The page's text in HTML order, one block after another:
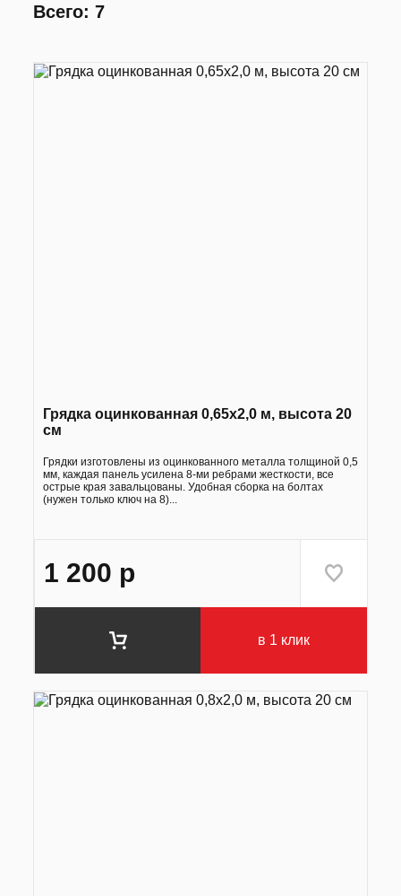
Всего: 7
Грядка оцинкованная 0,65х2,0 м, высота 20
см
Грядки изготовлены из оцинкованного металла толщиной 0,5
мм, каждая панель усилена 8-ми ребрами жесткости, все
острые края завальцованы. Удобная сборка на болтах
(нужен только ключ на 8)...
1 200 р
в 1 клик